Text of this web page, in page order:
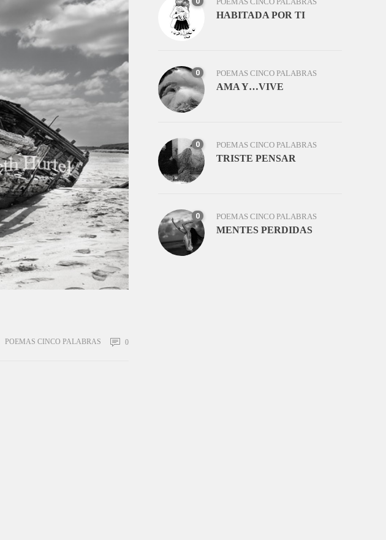
POEMAS CINCO PALABRAS 0
HABITADA POR TI
0 POEMAS CINCO PALABRAS
AMA Y…VIVE
0 POEMAS CINCO PALABRAS
TRISTE PENSAR
0 POEMAS CINCO PALABRAS
MENTES PERDIDAS